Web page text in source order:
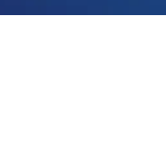
прибора